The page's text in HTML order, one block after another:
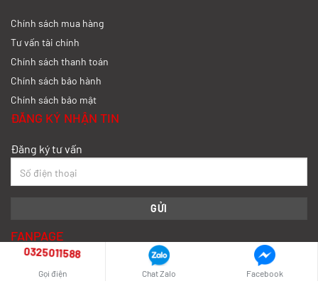
Nên chọn dòng nào?
Chính sách mua hàng
Tư vấn tài chính
Chính sách thanh toán
Chính sách bảo hành
Chính sách bảo mật
ĐĂNG KÝ NHẬN TIN
Đăng ký tư vấn
FANPAGE
0325011588
Gọi điện Chat Zalo Facebook